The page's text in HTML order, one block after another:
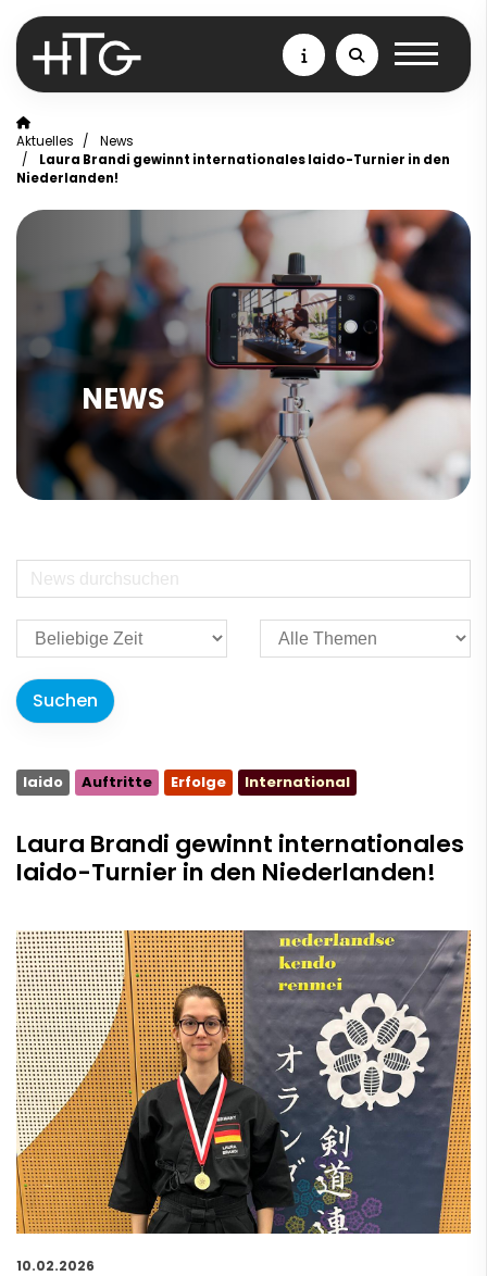
Aktuelles
News
Laura Brandi gewinnt internationales Iaido-Turnier in den
Niederlanden!
NEWS
Iaido Auftritte Erfolge International
Laura Brandi gewinnt internationales
Iaido-Turnier in den Niederlanden!
10.02.2026